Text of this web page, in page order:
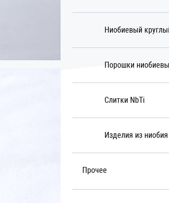
Ниобиевый
Порошки
Слитки NbTi
Изделия из ниобия
Прочее